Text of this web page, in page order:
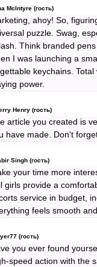
McIntyre (гость)
ahoy! So,
puzzle. Swag,
Think branded
I was launching a
keychains.
power.
Henry (гость)
article you created is
have made. Don't
Singh (гость)
your time more
girls provide a
service in budget,
feels smooth
(гость)
you ever found
speed action with the